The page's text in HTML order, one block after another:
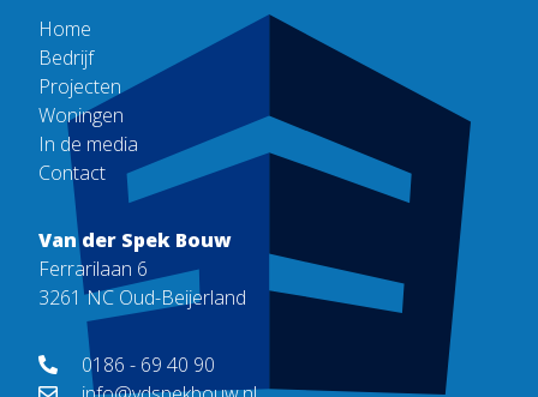
Home
Bedrijf
Projecten
Woningen
In de media
Contact
Van der Spek Bouw
Ferrarilaan 6
3261 NC Oud-Beijerland
0186 - 69 40 90